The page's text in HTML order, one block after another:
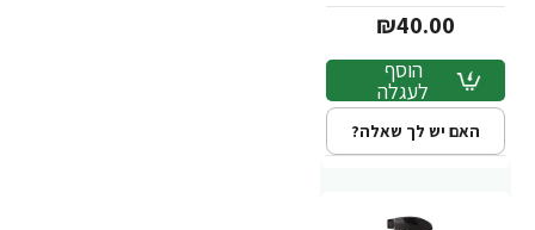
₪40.00
הוסף
לעגלה
האם יש לך שאלה?